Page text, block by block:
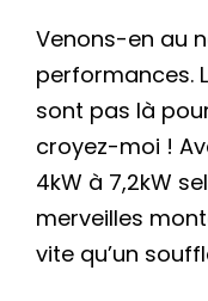
Venons-en au
performances.
sont pas là
croyez-moi !
4kW à 7,2kW
merveilles
vite qu’un